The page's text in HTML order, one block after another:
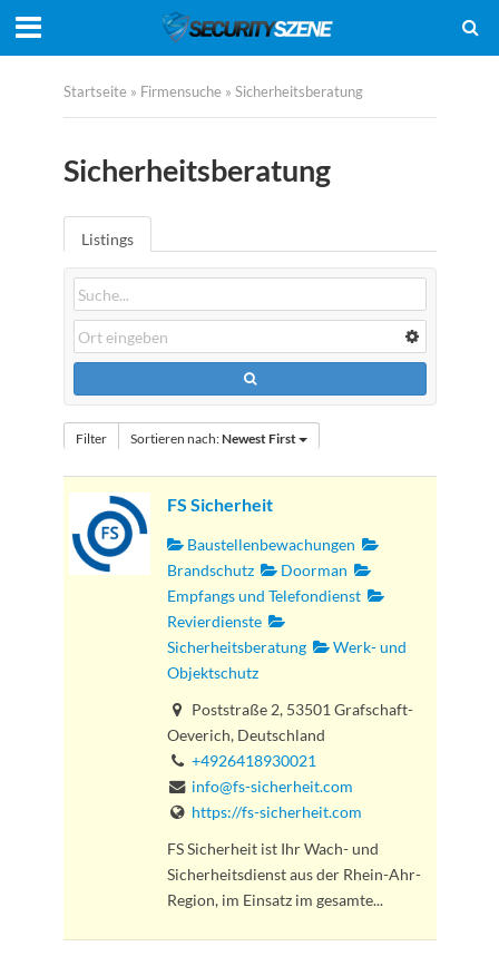
Startseite » Firmensuche » Sicherheitsberatung
Sicherheitsberatung
Listings
Filter Sortieren nach:Newest First
FS Sicherheit
Baustellenbewachungen
Brandschutz
Doorman
Empfangs und Telefondienst
Revierdienste
Sicherheitsberatung
Werk- und
Objektschutz
Poststraße 2, 53501 Grafschaft-
Oeverich, Deutschland
+4926418930021
info@fs-sicherheit.com
https://fs-sicherheit.com
FS Sicherheit ist Ihr Wach- und
Sicherheitsdienst aus der Rhein-Ahr-
Region, im Einsatz im gesamte...